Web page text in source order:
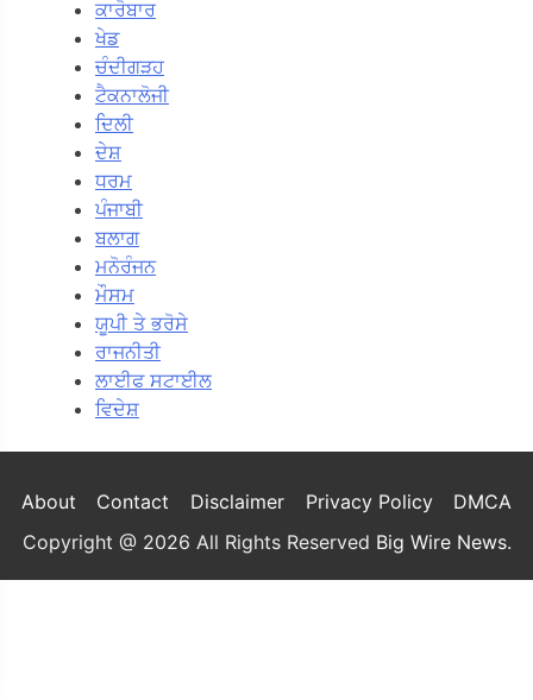
ਕਾਰੋਬਾਰ
ਖੇਡ
ਚੰਦੀਗੜਹ
ਟੈਕਨਾਲੋਜੀ
ਦਿਲੀ
ਦੇਸ਼
ਧਰਮ
ਪੰਜਾਬੀ
ਬਲਾਗ
ਮਨੋਰੰਜਨ
ਮੌਸਮ
ਯੂਪੀ ਤੇ ਭਰੋਸੇ
ਰਾਜਨੀਤੀ
ਲਾਈਫ ਸਟਾਈਲ
ਵਿਦੇਸ਼
About Contact Disclaimer Privacy Policy
DMCA
Copyright @ 2026 All Rights Reserved Big Wire News.